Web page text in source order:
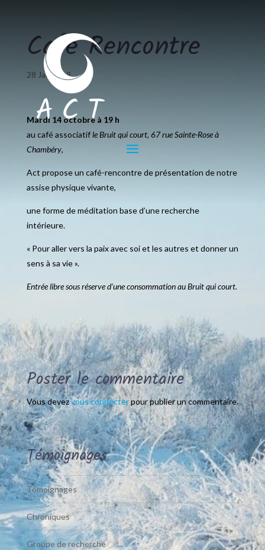
Café Rencontre
28 Jan 2019
Mardi 14 octobre à 19 h
au café associatifle Bruit qui court, 67 rue Sainte-Rose à
Chambéry,
Act propose un café-rencontre de présentation de notre
assise physique vivante,
une forme de méditation base d’une recherche
intérieure.
« Pour aller vers la paix avec soi et les autres et donner un
sens à sa vie ».
Entrée libre sous réserve d’une consommation au Bruit qui court.
Poster le commentaire
Vous devezvous connecterpour publier un commentaire.
Témoignages
Témoignages
Chroniques
Groupe de recherche